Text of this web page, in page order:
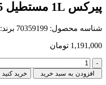
پيركس 1L مستطيل IKEA 365 ايكيا
شناسه محصول: 70359199 برند:
1,191,000 تومان
پيركس
1L
مستطيل
افزودن به سبد خرید خرید کنید